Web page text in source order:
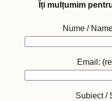
Îți mulțumim
Nume /
Email:
Subiect /